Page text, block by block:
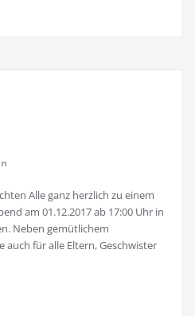
Alle ganz herzlich zu einem
am 01.12.2017 ab 17:00 Uhr in
Neben gemütlichem
auch für alle Eltern, Geschwister